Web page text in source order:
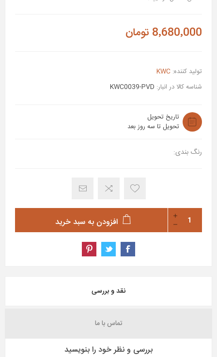
8٬680٬000 تومان
تولید کننده: KWC
شناسه کالا در انبار: KWC0039-PVD
تاریخ تحویل
تحویل تا سه روز بعد
رنگ بندی:
افزودن به سبد خرید
نقد و بررسی
تماس با ما
بررسی و نظر خود را بنویسید